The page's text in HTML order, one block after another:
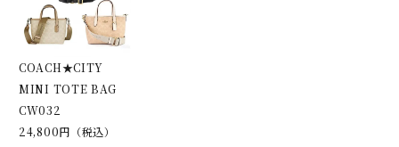
COACH★CITY
MINI TOTE BAG
CW032
24,800円（税込）